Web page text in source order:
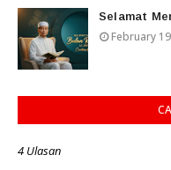
Selamat
February
4 Ulasan